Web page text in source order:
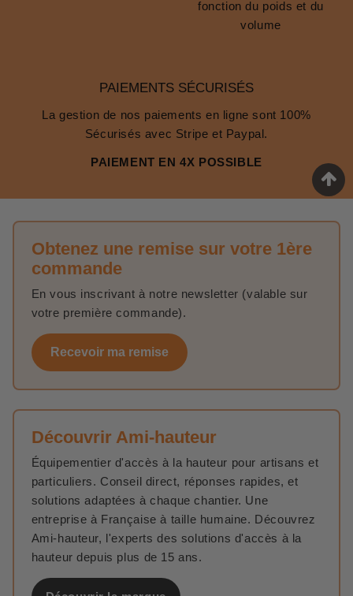
fonction du poids et du
volume
PAIEMENTS SÉCURISÉS
La gestion de nos paiements en ligne sont 100%
Sécurisés avec Stripe et Paypal.
PAIEMENT EN 4X POSSIBLE
Obtenez une remise sur votre 1ère
commande
En vous inscrivant à notre newsletter (valable sur
votre première commande).
Recevoir ma remise
Découvrir Ami-hauteur
Équipementier d'accès à la hauteur pour artisans et
particuliers. Conseil direct, réponses rapides, et
solutions adaptées à chaque chantier. Une
entreprise à Française à taille humaine. Découvrez
Ami-hauteur, l'experts des solutions d'accès à la
hauteur depuis plus de 15 ans.